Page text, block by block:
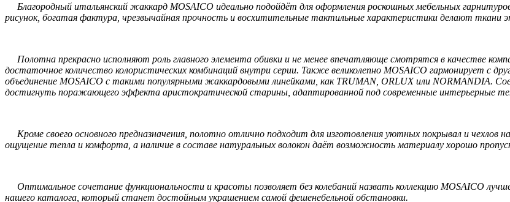
Благородный итальянский жаккард MOSAICO идеально подойдёт для оформления роскошных мебельных
рисунок, богатая фактура, чрезвычайная прочность и восхитительные тактильные характеристики делают ткани
Полотна прекрасно исполняют роль главного элемента обивки и не менее впечатляюще смотрятся в качестве
достаточное количество колористических комбинаций внутри серии. Также великолепно MOSAICO гармонирует с
объединение MOSAICO с такими популярными жаккардовыми линейками, как TRUMAN, ORLUX или NORMANDIA.
достигнуть поражающего эффекта аристократической старины, адаптированной под современные интерьерные
Кроме своего основного предназначения, полотно отлично подходит для изготовления уютных покрывал и чехлов
ощущение тепла и комфорта, а наличие в составе натуральных волокон даёт возможность материалу хорошо
Оптимальное сочетание функциональности и красоты позволяет без колебаний назвать коллекцию MOSAICO
нашего каталога, который станет достойным украшением самой фешенебельной обстановки.